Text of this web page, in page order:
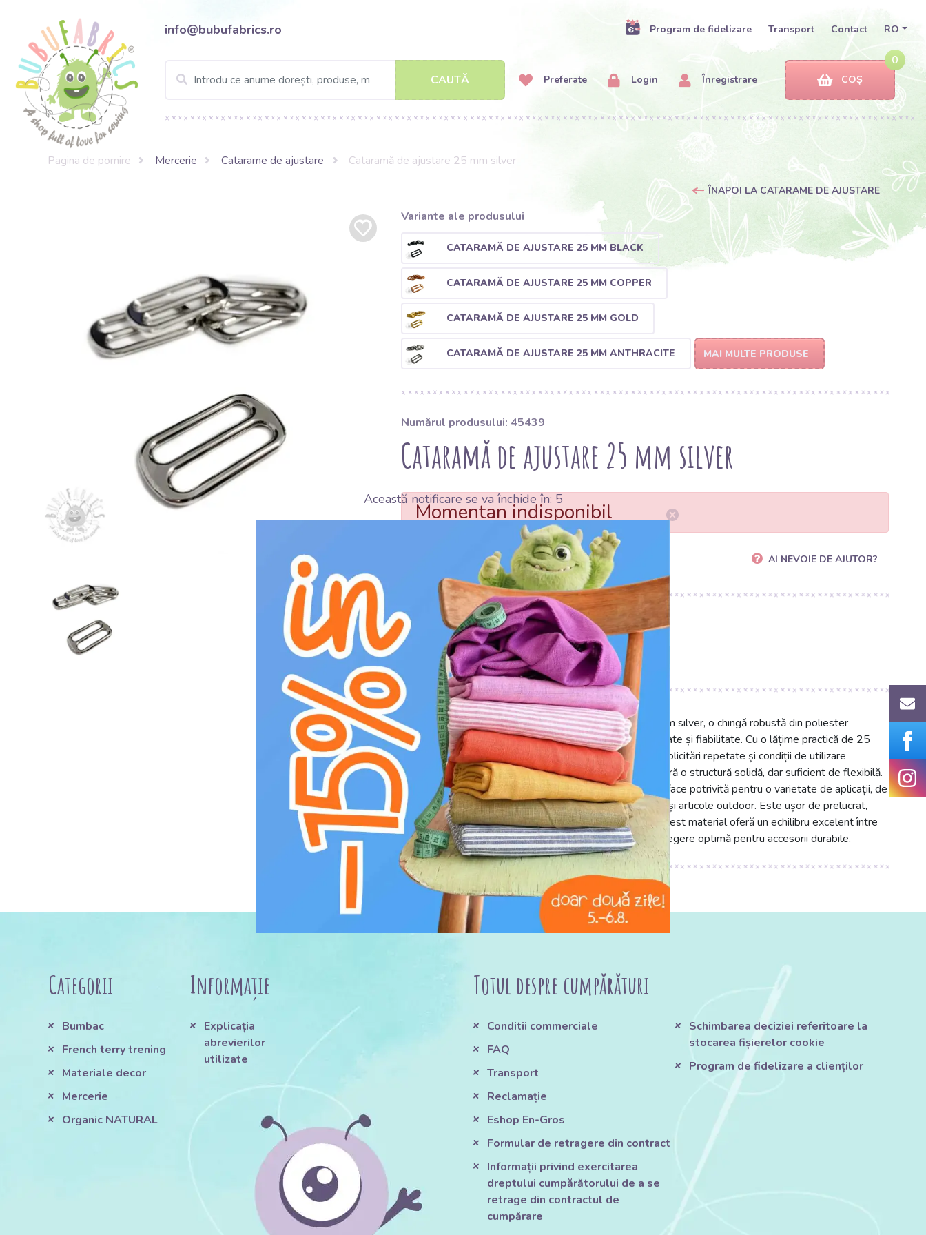
info@bubufabrics.ro Program de fidelizare Transport Contact RO
CAUTĂ Preferate Login Înregistrare
0
COȘ
Pagina de pornire Mercerie Catarame de ajustare Cataramă de ajustare 25 mm silver
ÎNAPOI LA CATARAME DE AJUSTARE
Variante ale produsului
CATARAMĂ DE AJUSTARE 25 MM BLACK
CATARAMĂ DE AJUSTARE 25 MM COPPER
CATARAMĂ DE AJUSTARE 25 MM GOLD
CATARAMĂ DE AJUSTARE 25 MM ANTHRACITE MAI MULTE PRODUSE
Numărul produsului: 45439
Cataramă de ajustare 25 mm silver
Momentan indisponibil
DISTRIBUIE DISTRIBUIE AI NEVOIE DE AJUTOR?
Categorie: Mercerie
Producător: Bubulákovo s.r.o www.bubufabrics.ro
Descoperiți materialul textil Cataramă de ajustare 25 mm silver, o chingă robustă din poliester
rezistent, ideală pentru proiectele care necesită durabilitate și fiabilitate. Cu o lățime practică de 25
mm, această țesătură este concepută pentru a susține solicitări repetate și condiții de utilizare
intensivă. Greutatea sa de aproximativ 250 g/mp îi conferă o structură solidă, dar suficient de flexibilă.
Textura sa netedă, dar densă, în nuanțe de gri argintiu, o face potrivită pentru o varietate de aplicații, de
la curele pentru rucsaci și genți, la echipamente sportive și articole outdoor. Este ușor de prelucrat,
cusut și integrat în designuri moderne sau funcționale. Acest material oferă un echilibru excelent între
rezistența la abraziune și un aspect profesional, fiind o alegere optimă pentru accesorii durabile.
Categorii
Bumbac
French terry trening
Materiale decor
Mercerie
Organic NATURAL
Informație
Explicația
abrevierilor
utilizate
Totul despre cumpărături
Conditii commerciale
FAQ
Transport
Reclamație
Eshop En-Gros
Formular de retragere din contract
Informații privind exercitarea
dreptului cumpărătorului de a se
retrage din contractul de
cumpărare
Schimbarea deciziei referitoare la
stocarea fișierelor cookie
Program de fidelizare a clienților
Această notificare se va închide în: 5